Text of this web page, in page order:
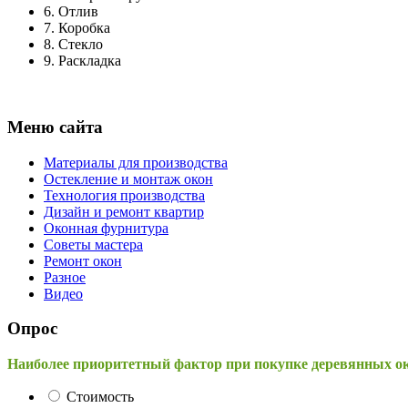
6. Отлив
7. Коробка
8. Стекло
9. Раскладка
Меню сайта
Материалы для производства
Остекление и монтаж окон
Технология производства
Дизайн и ремонт квартир
Оконная фурнитура
Советы мастера
Ремонт окон
Разное
Видео
Опрос
Наиболее приоритетный фактор при покупке деревянных
Стоимость